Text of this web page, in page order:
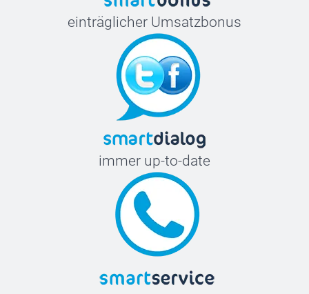
einträglicher Umsatzbonus
immer up-to-date